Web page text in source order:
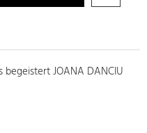
begeistert JOANA DANCIU